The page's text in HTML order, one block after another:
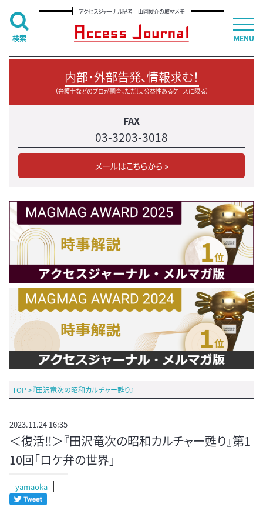
アクセスジャーナル記者 山岡俊介の取材メモ
内部・外部告発、情報求む！
（弁護士などのプロが調査。ただし、公益性あるケースに限る）
FAX
03-3203-3018
メールはこちらから »
TOP >『田沢竜次の昭和カルチャー甦り』
2023.11.24 16:35
＜復活!!＞『田沢竜次の昭和カルチャー甦り』第1
10回「ロケ弁の世界」
yamaoka
MENU
検索